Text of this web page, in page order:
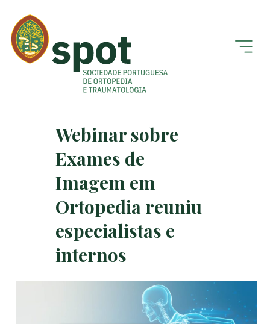
Webinar sobre
Exames de
Imagem em
Ortopedia reuniu
especialistas e
internos